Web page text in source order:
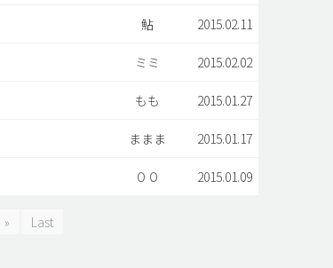
鮎 2015.02.11
ミミ 2015.02.02
もも 2015.01.27
ままま 2015.01.17
００ 2015.01.09
» Last